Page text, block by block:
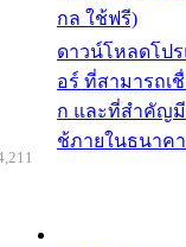
กล ใช้ฟรี)
ดาวน์โหลดโป
อร์ ที่สามารถเ
ก และที่สำคัญมี
ช้ภายในธนาค